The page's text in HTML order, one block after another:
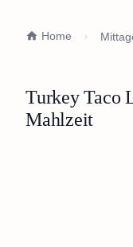
Home
Turkey Taco
Mahlzeit